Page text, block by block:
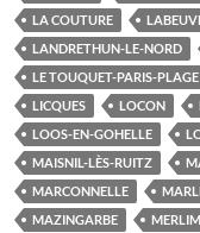
LA COUTURE
LANDRETHUN-LE-NORD
LE TOUQUET-PARIS-PLAGE
LICQUES
LOCON
LOOS-EN-GOHELLE
MAISNIL-LÈS-RUITZ
MARCONNELLE
MAZINGARBE